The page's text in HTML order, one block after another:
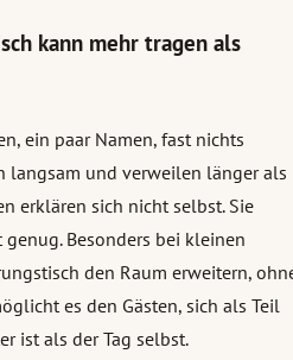
kann mehr tragen als
ein paar Namen, fast nichts
langsam und verweilen länger als
erklären sich nicht selbst. Sie
Besonders bei kleinen
den Raum erweitern,
es den Gästen, sich als Teil
ist als der Tag selbst.